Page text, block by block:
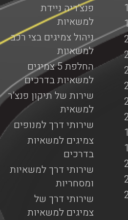
פנצ’ריה ניידת
למשאיות
ניהול צמיגים בצי רכב
למשאיות
החלפת 5 צמיגים
למשאיות בדרכים
שירות של תיקון פנצ’ר
למשאית
שירותי דרך למנופים
צמיגים למשאיות
בדרכים
שירותי דרך למשאיות
ומסחריות
שירותי דרך של
צמיגים למשאיות